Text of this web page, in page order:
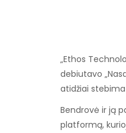
„Ethos
debiutavo
atidžiai
Bendrovė ir ją
platformą,